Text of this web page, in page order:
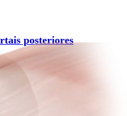
posteriores